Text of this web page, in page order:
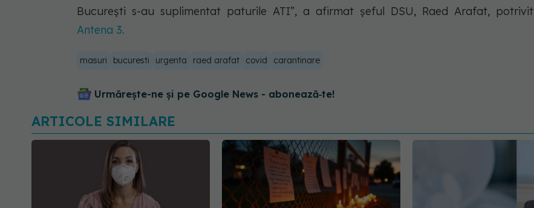
Bucureşti s-au suplimentat paturile ATI”, a afirmat șeful DSU, Raed Arafat, potrivit
Antena 3.
masuri bucuresti urgenta raed arafat covid carantinare
Urmărește-ne și pe Google News - abonează‑te!
ARTICOLE SIMILARE